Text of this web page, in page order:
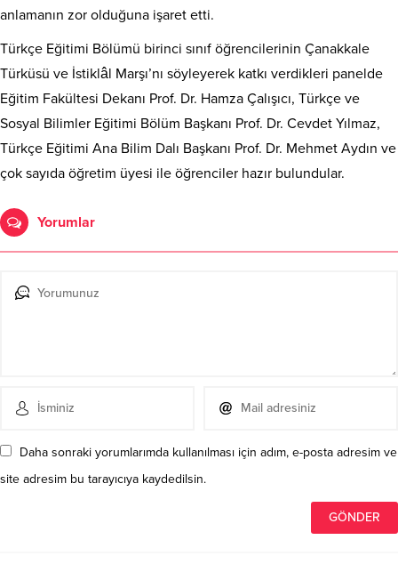
anlamanın zor olduğuna işaret etti.
Türkçe Eğitimi Bölümü birinci sınıf öğrencilerinin Çanakkale
Türküsü ve İstiklâl Marşı’nı söyleyerek katkı verdikleri panelde
Eğitim Fakültesi Dekanı Prof. Dr. Hamza Çalışıcı, Türkçe ve
Sosyal Bilimler Eğitimi Bölüm Başkanı Prof. Dr. Cevdet Yılmaz,
Türkçe Eğitimi Ana Bilim Dalı Başkanı Prof. Dr. Mehmet Aydın ve
çok sayıda öğretim üyesi ile öğrenciler hazır bulundular.
Yorumlar
Daha sonraki yorumlarımda kullanılması için adım, e-posta adresim ve
site adresim bu tarayıcıya kaydedilsin.